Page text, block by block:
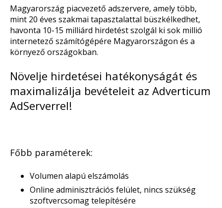
Magyarország piacvezető adszervere, amely több,
mint 20 éves szakmai tapasztalattal büszkélkedhet,
havonta 10-15 milliárd hirdetést szolgál ki sok millió
internetező számítógépére Magyarországon és a
környező országokban.
Növelje hirdetései hatékonyságát és
maximalizálja bevételeit az Adverticum
AdServerrel!
Főbb paraméterek:
Volumen alapú elszámolás
Online adminisztrációs felület, nincs szükség
szoftvercsomag telepítésére